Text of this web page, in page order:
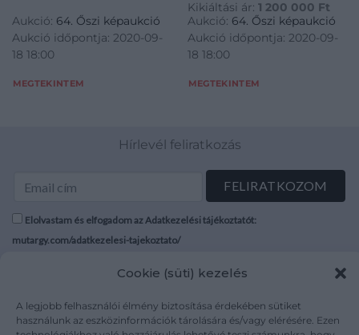
Cookie (süti) kezelés
A legjobb felhasználói élmény biztosítása érdekében sütiket
használunk az eszközinformációk tárolására és/vagy elérésére. Ezen
Aukció: 64. Őszi képaukció
Aukció időpontja: 2020-09-
18 18:00
MEGTEKINTEM
Kikiáltási ár: 1 200 000 Ft
Aukció: 64. Őszi képaukció
Aukció időpontja: 2020-09-
18 18:00
MEGTEKINTEM
Hírlevél feliratkozás
Elolvastam és elfogadom az Adatkezelési tájékoztatót:
mutargy.com/adatkezelesi-tajekoztato/
Médiaajánlat
Karrier
Áraink
ÁSZF
Adatvédelem